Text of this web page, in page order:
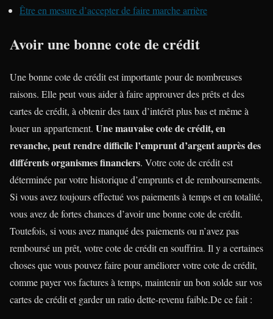
Être en mesure d’accepter de faire marche arrière
Avoir une bonne cote de crédit
Une bonne cote de crédit est importante pour de nombreuses
raisons. Elle peut vous aider à faire approuver des prêts et des
cartes de crédit, à obtenir des taux d’intérêt plus bas et même à
louer un appartement. Une mauvaise cote de crédit, en
revanche, peut rendre difficile l’emprunt d’argent auprès des
différents organismes financiers. Votre cote de crédit est
déterminée par votre historique d’emprunts et de remboursements.
Si vous avez toujours effectué vos paiements à temps et en totalité,
vous avez de fortes chances d’avoir une bonne cote de crédit.
Toutefois, si vous avez manqué des paiements ou n’avez pas
remboursé un prêt, votre cote de crédit en souffrira. Il y a certaines
choses que vous pouvez faire pour améliorer votre cote de crédit,
comme payer vos factures à temps, maintenir un bon solde sur vos
cartes de crédit et garder un ratio dette-revenu faible.De ce fait :